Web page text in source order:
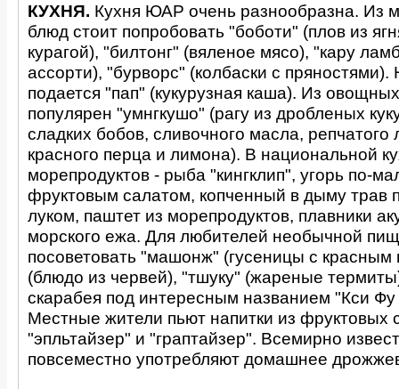
КУХНЯ. Кухня ЮАР очень разнообразна. Из
блюд стоит попробовать "боботи" (плов из
курагой), "билтонг" (вяленое мясо), "кару
ассорти), "бурворс" (колбаски с пряностями).
подается "пап" (кукурузная каша). Из
популярен "умнгкушо" (рагу из дробленых
сладких бобов, сливочного масла, репчатого
красного перца и лимона). В национальной
морепродуктов - рыба "кингклип", угорь по-
фруктовым салатом, копченный в дыму трав
луком, паштет из морепродуктов, плавники
морского ежа. Для любителей необычной
посоветовать "машонж" (гусеницы с
(блюдо из червей), "тшуку" (жареные
скарабея под интересным названием "Кси
Местные жители пьют напитки из фруктовых
"эпльтайзер" и "граптайзер". Всемирно
повсеместно употребляют домашнее